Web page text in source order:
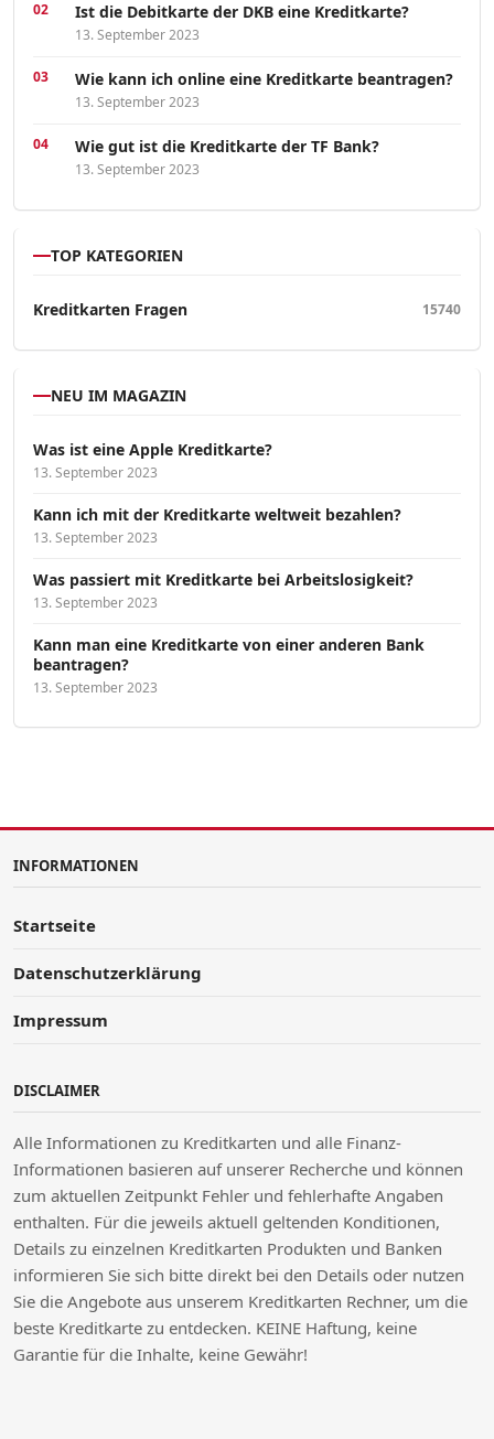
Ist die Debitkarte der DKB eine Kreditkarte?
13. September 2023
Wie kann ich online eine Kreditkarte beantragen?
13. September 2023
Wie gut ist die Kreditkarte der TF Bank?
13. September 2023
TOP KATEGORIEN
Kreditkarten Fragen 15740
NEU IM MAGAZIN
Was ist eine Apple Kreditkarte?
13. September 2023
Kann ich mit der Kreditkarte weltweit bezahlen?
13. September 2023
Was passiert mit Kreditkarte bei Arbeitslosigkeit?
13. September 2023
Kann man eine Kreditkarte von einer anderen Bank
beantragen?
13. September 2023
INFORMATIONEN
Startseite
Datenschutzerklärung
Impressum
DISCLAIMER
Alle Informationen zu Kreditkarten und alle Finanz-
Informationen basieren auf unserer Recherche und können
zum aktuellen Zeitpunkt Fehler und fehlerhafte Angaben
enthalten. Für die jeweils aktuell geltenden Konditionen,
Details zu einzelnen Kreditkarten Produkten und Banken
informieren Sie sich bitte direkt bei den Details oder nutzen
Sie die Angebote aus unserem Kreditkarten Rechner, um die
beste Kreditkarte zu entdecken. KEINE Haftung, keine
Garantie für die Inhalte, keine Gewähr!